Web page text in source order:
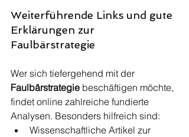
Weiterführende Links und gute
Erklärungen zur
Faulbärstrategie
Wer sich tiefergehend mit der
Faulbärstrategie beschäftigen möchte,
findet online zahlreiche fundierte
Analysen. Besonders hilfreich sind:
Wissenschaftliche Artikel zur